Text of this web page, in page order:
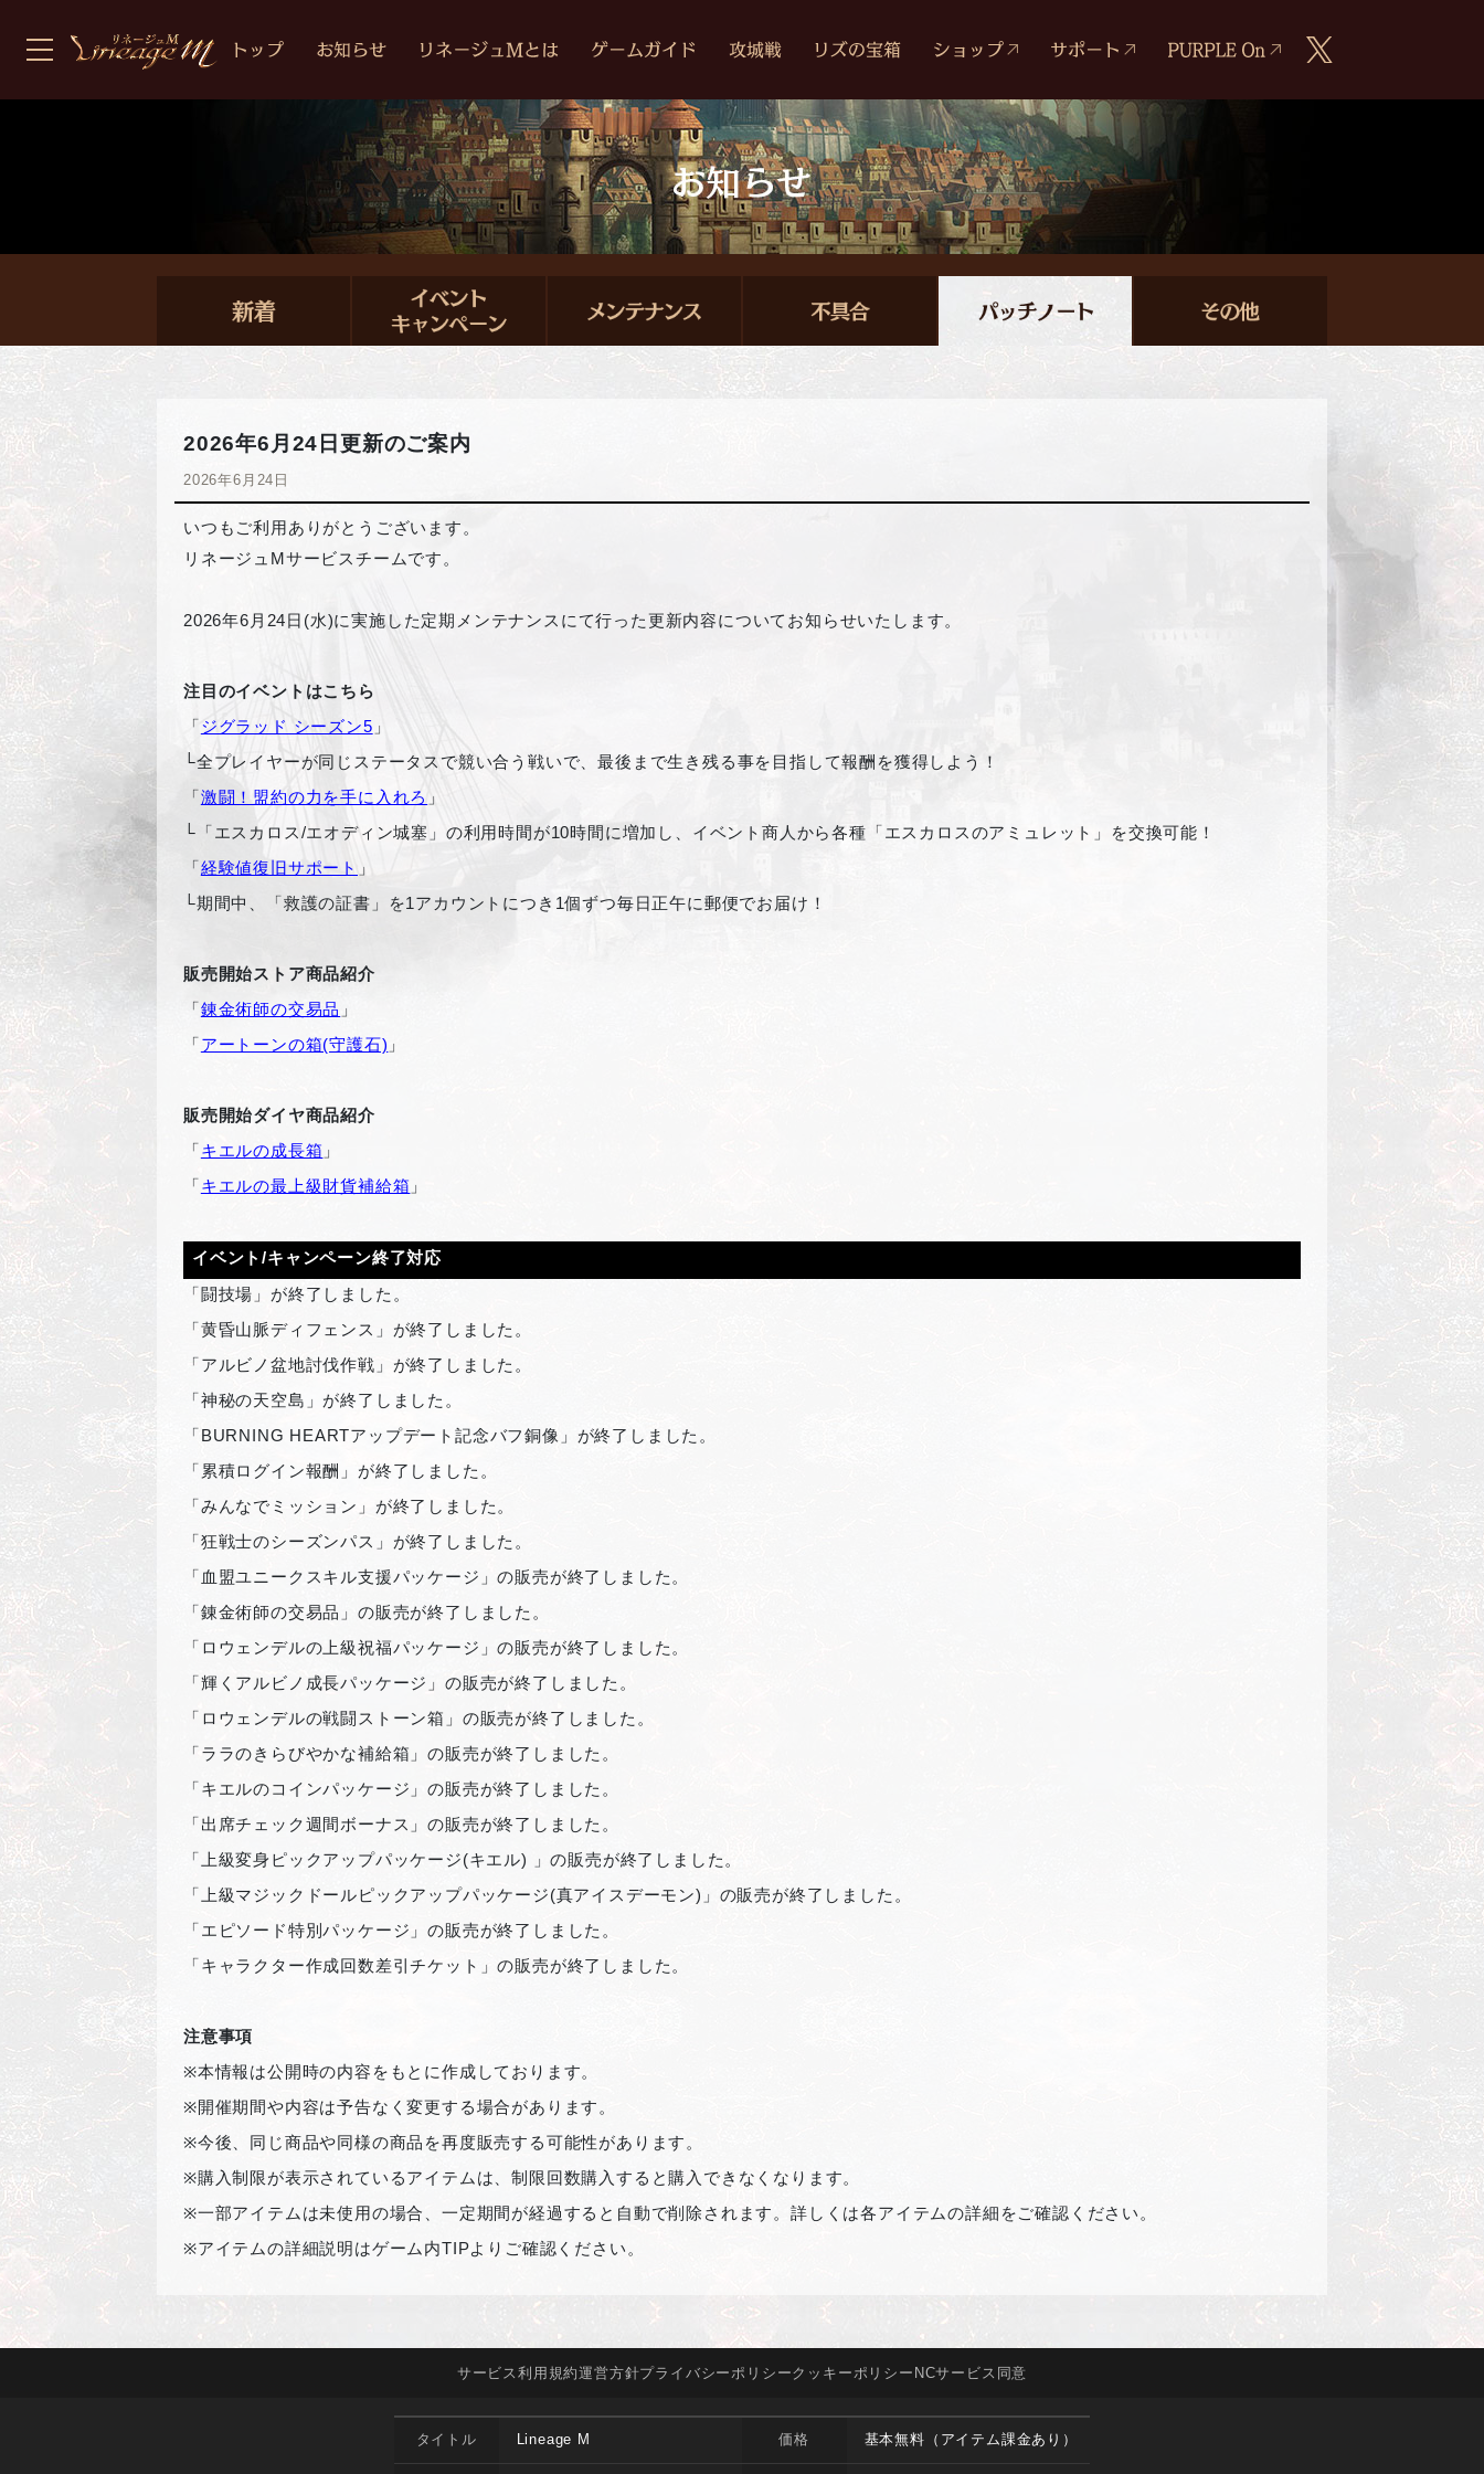
2026年6月24日更新のご案内
2026年6月24日
いつもご利用ありがとうございます。
リネージュMサービスチームです。
2026年6月24日(水)に実施した定期メンテナンスにて行った更新内容についてお知らせいたします。
注目のイベントはこちら
「 ジグラッド シーズン5 」
└全プレイヤーが同じステータスで競い合う戦いで、最後まで生き残る事を目指して報酬を獲得しよう！
「 激闘！盟約の力を手に入れろ 」
└ 「エスカロス/エオディン城塞」の利用時間が10時間に増加し、イベント商人から各種「エスカロスのアミュレット」を交換可能！
「 経験値復旧サポート 」
└期間中、「救護の証書」を1アカウントにつき1個ずつ毎日正午に郵便でお届け！
販売開始ストア商品紹介
「 錬金術師の交易品 」
「 アートーンの箱(守護石) 」
販売開始ダイヤ商品紹介
「 キエルの成長箱 」
「 キエルの最上級財貨補給箱 」
イベント/キャンペーン終了対応
「闘技場」が終了しました。
「黄昏山脈ディフェンス」が終了しました。
「アルビノ盆地討伐作戦」が終了しました。
「神秘の天空島」が終了しました。
「BURNING HEARTアップデート記念バフ銅像」が終了しました。
「累積ログイン報酬」が終了しました。
「みんなでミッション」が終了しました。
「狂戦士のシーズンパス」が終了しました。
「血盟ユニークスキル支援パッケージ」の販売が終了しました。
「錬金術師の交易品」の販売が終了しました。
「ロウェンデルの上級祝福パッケージ」の販売が終了しました。
「輝くアルビノ成長パッケージ」の販売が終了しました。
「ロウェンデルの戦闘ストーン箱」の販売が終了しました。
「ララのきらびやかな補給箱」の販売が終了しました。
「キエルのコインパッケージ」の販売が終了しました。
「出席チェック週間ボーナス」の販売が終了しました。
「上級変身ピックアップパッケージ(キエル) 」の販売が終了しました。
「上級マジックドールピックアップパッケージ(真アイスデーモン)」の販売が終了しました。
「エピソード特別パッケージ」の販売が終了しました。
「キャラクター作成回数差引チケット」の販売が終了しました。
注意事項
※本情報は公開時の内容をもとに作成しております。
※開催期間や内容は予告なく変更する場合があります。
※今後、同じ商品や同様の商品を再度販売する可能性があります。
※購入制限が表示されているアイテムは、制限回数購入すると購入できなくなります。
※一部アイテムは未使用の場合、一定期間が経過すると自動で削除されます。詳しくは各アイテムの詳細をご確認ください。
※アイテムの詳細説明はゲーム内TIPよりご確認ください。
サービス 利用規約運営方針プライバシー ポリシークッキー ポリシー NCサービス 同意
タイトル Lineage M 価格 基本無料（アイテム課金あり）